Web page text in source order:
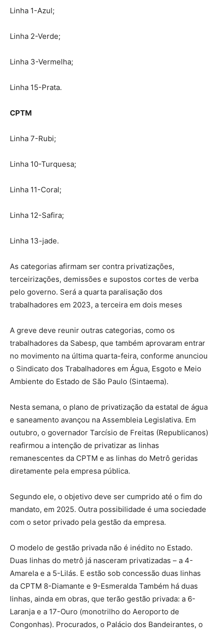
Linha 1-Azul;
Linha 2-Verde;
Linha 3-Vermelha;
Linha 15-Prata.
CPTM
Linha 7-Rubi;
Linha 10-Turquesa;
Linha 11-Coral;
Linha 12-Safira;
Linha 13-jade.
As categorias afirmam ser contra privatizações,
terceirizações, demissões e supostos cortes de verba
pelo governo. Será a quarta paralisação dos
trabalhadores em 2023, a terceira em dois meses
A greve deve reunir outras categorias, como os
trabalhadores da Sabesp, que também aprovaram entrar
no movimento na última quarta-feira, conforme anunciou
o Sindicato dos Trabalhadores em Água, Esgoto e Meio
Ambiente do Estado de São Paulo (Sintaema).
Nesta semana, o plano de privatização da estatal de água
e saneamento avançou na Assembleia Legislativa. Em
outubro, o governador Tarcísio de Freitas (Republicanos)
reafirmou a intenção de privatizar as linhas
remanescentes da CPTM e as linhas do Metrô geridas
diretamente pela empresa pública.
Segundo ele, o objetivo deve ser cumprido até o fim do
mandato, em 2025. Outra possibilidade é uma sociedade
com o setor privado pela gestão da empresa.
O modelo de gestão privada não é inédito no Estado.
Duas linhas do metrô já nasceram privatizadas – a 4-
Amarela e a 5-Lilás. E estão sob concessão duas linhas
da CPTM 8-Diamante e 9-Esmeralda Também há duas
linhas, ainda em obras, que terão gestão privada: a 6-
Laranja e a 17-Ouro (monotrilho do Aeroporto de
Congonhas). Procurados, o Palácio dos Bandeirantes, o